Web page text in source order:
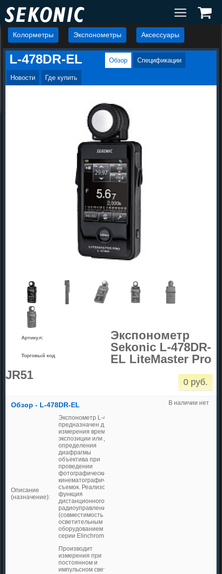
Колорметры Экспонометры Аксессуары
L-478DR-EL Обзор Спецификации
Новости Где купить
Артикул:
Торговый код
0 руб.
В наличии нет
Экспонометр
Sekonic L-478DR-
EL LiteMaster Pro
JR51
Обзор - L-478DR-EL
Описание
(назначение):
Экспонометр L-478D
предназначен для
измерения времени
экспозиции или для
определения
диафрагмы
объектива при
проведении
фотографических и
кинематографических
съемок. Реализована
функция
дистанционного
радиоуправления
(совместимость с
осветительным
оборудованием
серии Elinchrom RX)
Производит
измерения при
постоянном и
импульсном свете